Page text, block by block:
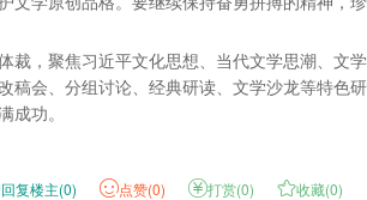
，聚焦习近平文化思想、当代文学思潮、文
会、分组讨论、经典研读、文学沙龙等特色
功。
回复楼主(0) 点赞(0) 打赏(0) 收藏(0)